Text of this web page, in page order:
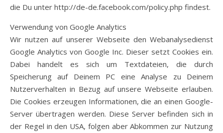
die Du unter http://de-de.facebook.com/policy.php findest.
Verwendung von Google Analytics
Wir nutzen auf unserer Webseite den Webanalysedienst
Google Analytics von Google Inc. Dieser setzt Cookies ein.
Dabei handelt es sich um Textdateien, die durch
Speicherung auf Deinem PC eine Analyse zu Deinem
Nutzerverhalten in Bezug auf unsere Webseite erlauben.
Die Cookies erzeugen Informationen, die an einen Google-
Server übertragen werden. Diese Server befinden sich in
der Regel in den USA, folgen aber Abkommen zur Nutzung